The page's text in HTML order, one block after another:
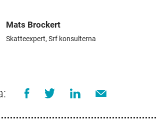
Mats Brockert
Skatteexpert, Srf konsulterna